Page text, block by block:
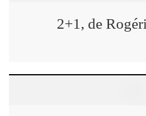
2+1, de